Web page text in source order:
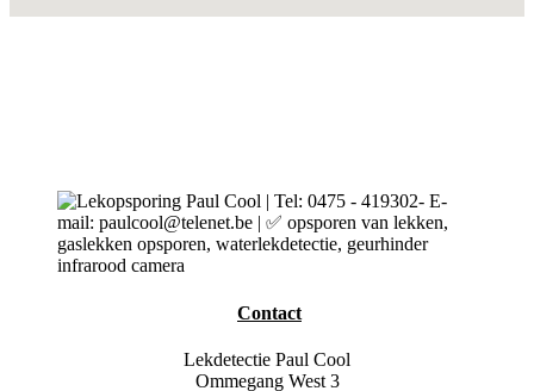
Contact
Lekdetectie Paul Cool
Ommegang West 3